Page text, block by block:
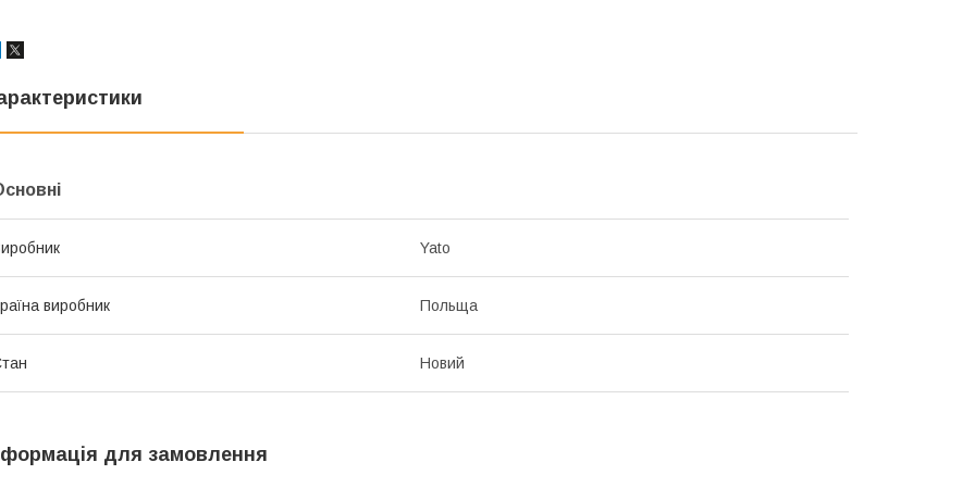
Yato
виробник Польща
Новий
для замовлення